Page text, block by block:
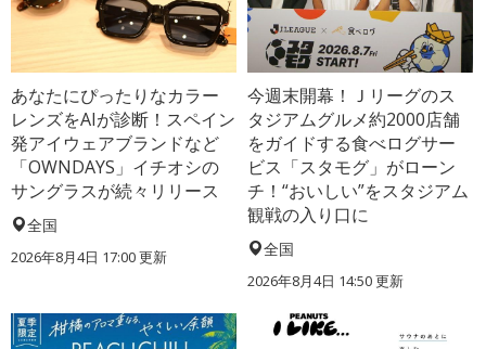
あなたにぴったりなカラー
レンズをAIが診断！スペイン
発アイウェアブランドなど
「OWNDAYS」イチオシの
サングラスが続々リリース
全国
2026年8月4日 17:00更新
今週末開幕！Ｊリーグのス
タジアムグルメ約2000店舗
をガイドする食べログサー
ビス「スタモグ」がローン
チ！“おいしい”をスタジアム
観戦の入り口に
全国
2026年8月4日 14:50更新